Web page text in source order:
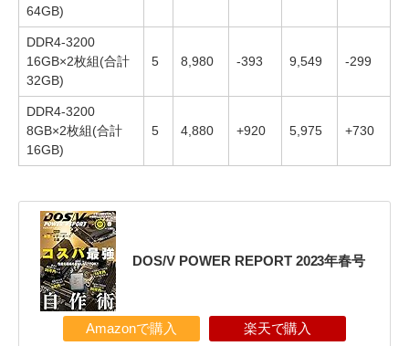
64GB)
DDR4-3200
16GB×2枚組(合計
32GB)
5 8,980 -393 9,549 -299
DDR4-3200
8GB×2枚組(合計
16GB)
5 4,880 +920 5,975 +730
DOS/V POWER REPORT 2023年春号
Amazonで購入 楽天で購入